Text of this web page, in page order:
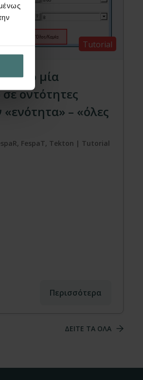
Tutorial
μόνο μία
οντότητες
– «όλες
FespaT, Tekton | Tutorial
Περισσότερα
ΔΕΙΤΕ ΤΑ ΟΛΑ